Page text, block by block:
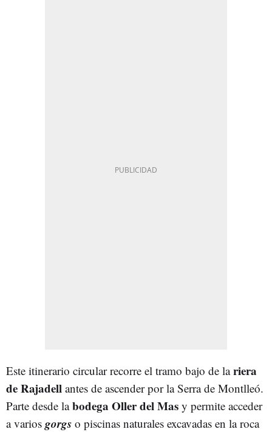
Este itinerario circular recorre el tramo bajo de lariera
de Rajadell antes de ascender por la Serra de Montlleó.
Parte desde labodega Oller del Mas y permite acceder
a varios gorgs o piscinas naturales excavadas en la roca